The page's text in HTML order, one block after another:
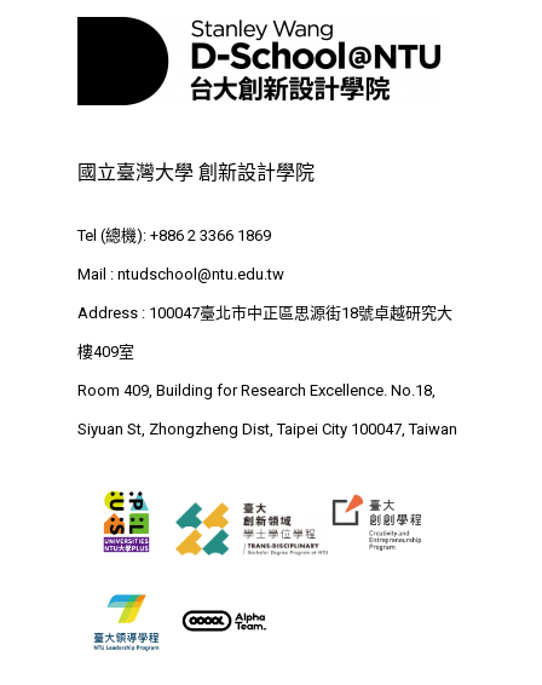
國立臺灣大學 創新設計學院
Tel (總機): +886 2 3366 1869
Mail : ntudschool@ntu.edu.tw
Address : 100047臺北市中正區思源街18號卓越研究大
樓409室
Room 409, Building for Research Excellence. No.18,
Siyuan St, Zhongzheng Dist, Taipei City 100047, Taiwan
24hrs D
領導學分學程
探索學習計畫
D電子報
EN
Tel : +886 2 3366 1869